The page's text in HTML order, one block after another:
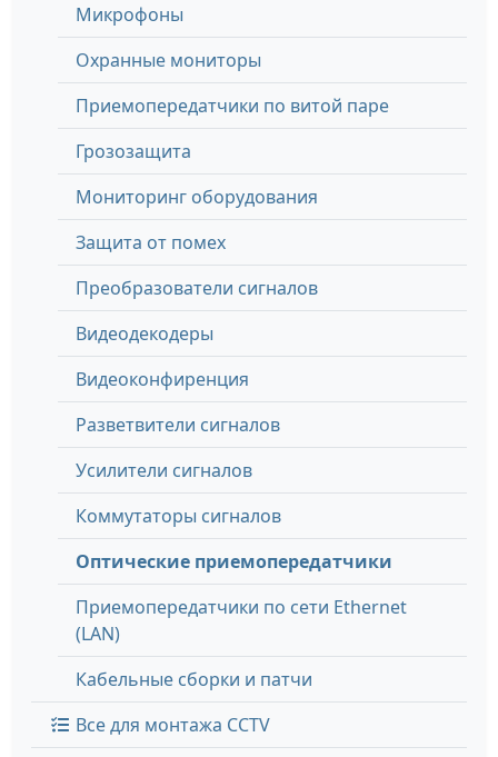
Микрофоны
Охранные мониторы
Приемопередатчики по витой паре
Грозозащита
Мониторинг оборудования
Защита от помех
Преобразователи сигналов
Видеодекодеры
Видеоконфиренция
Разветвители сигналов
Усилители сигналов
Коммутаторы сигналов
Оптические приемопередатчики
Приемопередатчики по сети Ethernet
(LAN)
Кабельные сборки и патчи
Все для монтажа CCTV